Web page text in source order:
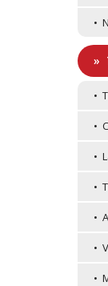
•
»
•
•
•
•
•
•
•